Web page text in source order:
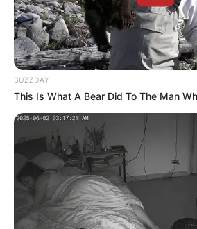
Daniel
Daniel
a su
BUZZDAY
This Is What A Bear Did To The Man